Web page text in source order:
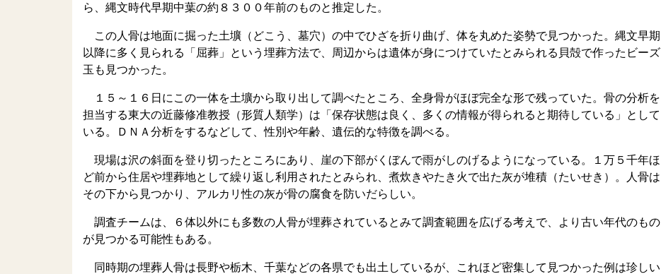
ら、縄文時代早期中葉の約８３００年前のものと推定した。
この人骨は地面に掘った土壙（どこう、墓穴）の中でひざを折り曲げ、体を丸めた姿勢で見つかった。縄文早期
以降に多く見られる「屈葬」という埋葬方法で、周辺からは遺体が身につけていたとみられる貝殻で作ったビーズ
玉も見つかった。
１５～１６日にこの一体を土壙から取り出して調べたところ、全身骨がほぼ完全な形で残っていた。骨の分析を
担当する東大の近藤修准教授（形質人類学）は「保存状態は良く、多くの情報が得られると期待している」として
いる。ＤＮＡ分析をするなどして、性別や年齢、遺伝的な特徴を調べる。
現場は沢の斜面を登り切ったところにあり、崖の下部がくぼんで雨がしのげるようになっている。１万５千年ほ
ど前から住居や埋葬地として繰り返し利用されたとみられ、煮炊きやたき火で出た灰が堆積（たいせき）。人骨は
その下から見つかり、アルカリ性の灰が骨の腐食を防いだらしい。
調査チームは、６体以外にも多数の人骨が埋葬されているとみて調査範囲を広げる考えで、より古い年代のもの
が見つかる可能性もある。
同時期の埋葬人骨は長野や栃木、千葉などの各県でも出土しているが、これほど密集して見つかった例は珍しい